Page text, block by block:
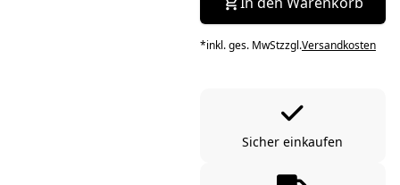
*inkl. ges. MwStzzgl.Versandkosten
Sicher einkaufen